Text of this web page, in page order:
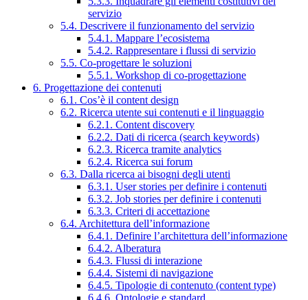
servizio
5.4. Descrivere il funzionamento del servizio
5.4.1. Mappare l’ecosistema
5.4.2. Rappresentare i flussi di servizio
5.5. Co-progettare le soluzioni
5.5.1. Workshop di co-progettazione
6. Progettazione dei contenuti
6.1. Cos’è il content design
6.2. Ricerca utente sui contenuti e il linguaggio
6.2.1. Content discovery
6.2.2. Dati di ricerca (search keywords)
6.2.3. Ricerca tramite analytics
6.2.4. Ricerca sui forum
6.3. Dalla ricerca ai bisogni degli utenti
6.3.1. User stories per definire i contenuti
6.3.2. Job stories per definire i contenuti
6.3.3. Criteri di accettazione
6.4. Architettura dell’informazione
6.4.1. Definire l’architettura dell’informazione
6.4.2. Alberatura
6.4.3. Flussi di interazione
6.4.4. Sistemi di navigazione
6.4.5. Tipologie di contenuto (content type)
6.4.6. Ontologie e standard